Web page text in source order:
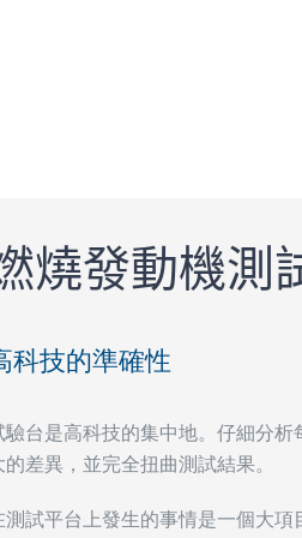
燒發動機測
科技的準確性
驗台是高科技的集中地。仔細分
的差異，並完全扭曲測試結果。
測試平台上發生的事情是一個大項